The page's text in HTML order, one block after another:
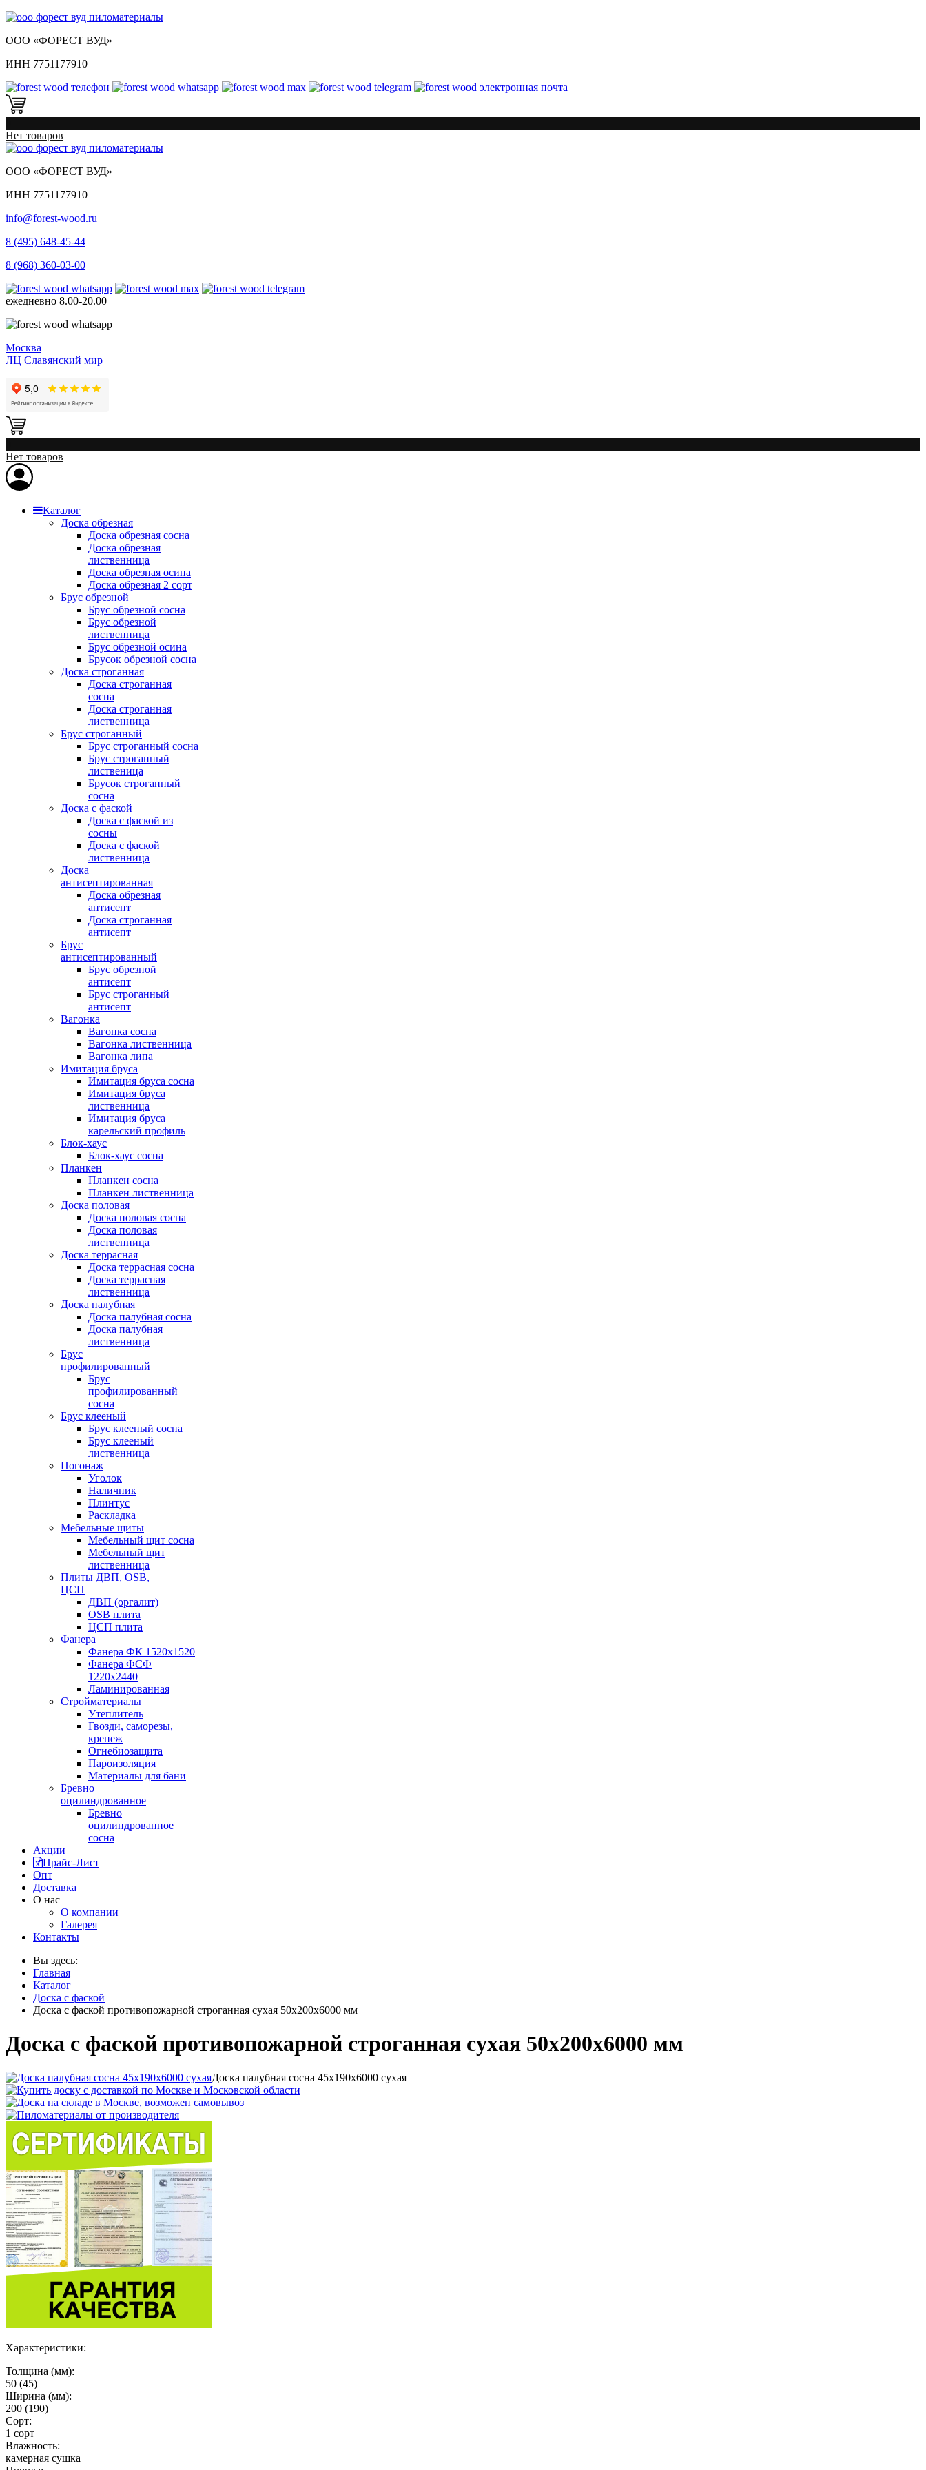
ООО «ФОРЕСТ ВУД»
ИНН 7751177910
Нет товаров
ООО «ФОРЕСТ ВУД»
ИНН 7751177910
info@forest-wood.ru
8 (495) 648-45-44
8 (968) 360-03-00
ежедневно 8.00-20.00
Москва
ЛЦ Славянский мир
Нет товаров
Каталог
Доска обрезная
Доска обрезная сосна
Доска обрезная
лиственница
Доска обрезная осина
Доска обрезная 2 сорт
Брус обрезной
Брус обрезной сосна
Брус обрезной
лиственница
Брус обрезной осина
Брусок обрезной сосна
Доска строганная
Доска строганная
сосна
Доска строганная
лиственница
Брус строганный
Брус строганный сосна
Брус строганный
лиственица
Брусок строганный
сосна
Доска с фаской
Доска с фаской из
сосны
Доска с фаской
лиственница
Доска
антисептированная
Доска обрезная
антисепт
Доска строганная
антисепт
Брус
антисептированный
Брус обрезной
антисепт
Брус строганный
антисепт
Вагонка
Вагонка сосна
Вагонка лиственница
Вагонка липа
Имитация бруса
Имитация бруса сосна
Имитация бруса
лиственница
Имитация бруса
карельский профиль
Блок-хаус
Блок-хаус сосна
Планкен
Планкен сосна
Планкен лиственница
Доска половая
Доска половая сосна
Доска половая
лиственница
Доска террасная
Доска террасная сосна
Доска террасная
лиственница
Доска палубная
Доска палубная сосна
Доска палубная
лиственница
Брус
профилированный
Брус
профилированный
сосна
Брус клееный
Брус клееный сосна
Брус клееный
лиственница
Погонаж
Уголок
Наличник
Плинтус
Раскладка
Мебельные щиты
Мебельный щит сосна
Мебельный щит
лиственница
Плиты ДВП, OSB,
ЦСП
ДВП (оргалит)
OSB плита
ЦСП плита
Фанера
Фанера ФК 1520x1520
Фанера ФСФ
1220x2440
Ламинированная
Стройматериалы
Утеплитель
Гвозди, саморезы,
крепеж
Огнебиозащита
Пароизоляция
Материалы для бани
Бревно
оцилиндрованное
Бревно
оцилиндрованное
сосна
Акции
Прайс-Лист
Опт
Доставка
О нас
О компании
Галерея
Контакты
Вы здесь:
Главная
Каталог
Доска с фаской
Доска с фаской противопожарной строганная сухая 50х200х6000 мм
Доска с фаской противопожарной строганная сухая 50х200х6000 мм
Доска палубная сосна 45х190х6000 сухая
Характеристики:
Толщина (мм):
50 (45)
Ширина (мм):
200 (190)
Сорт:
1 сорт
Влажность:
камерная сушка